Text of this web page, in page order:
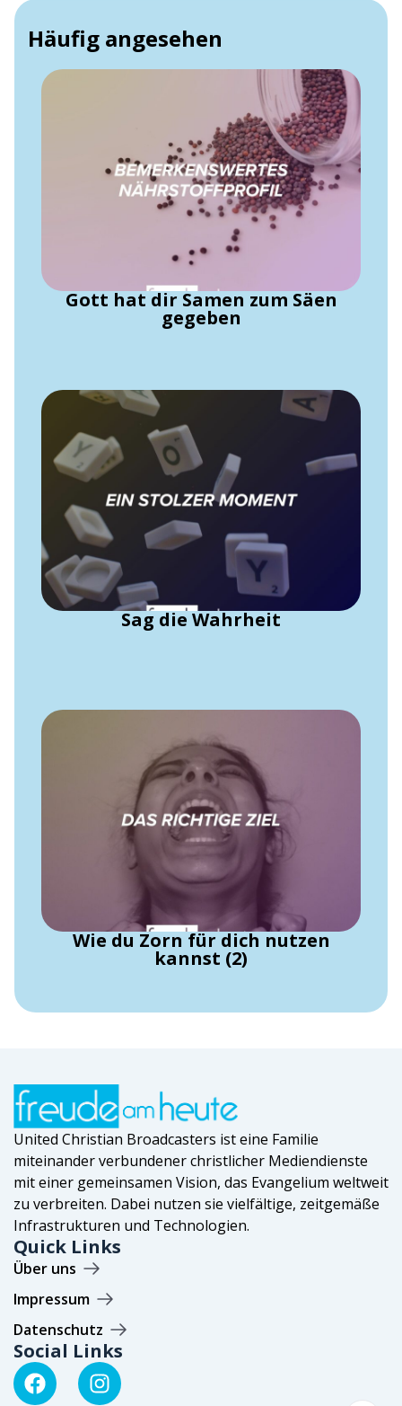
Häufig angesehen
Gott hat dir Samen zum Säen
gegeben
Sag die Wahrheit
Wie du Zorn für dich nutzen
kannst (2)
United Christian Broadcasters ist eine Familie
miteinander verbundener christlicher Mediendienste
mit einer gemeinsamen Vision, das Evangelium weltweit
zu verbreiten. Dabei nutzen sie vielfältige, zeitgemäße
Infrastrukturen und Technologien.
Quick Links
Über uns
Impressum
Datenschutz
Social Links